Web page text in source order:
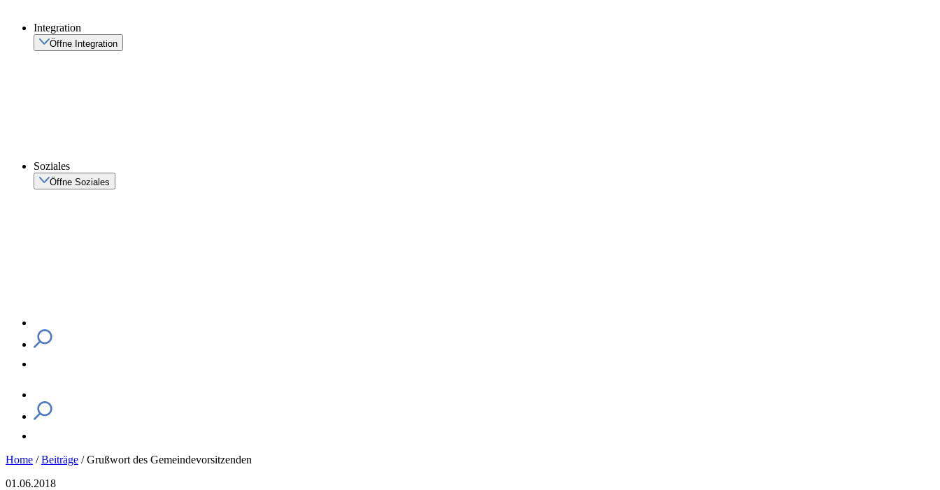
Integration
Öffne Integration
Soziales
Öffne Soziales
Home /Beiträge /Grußwort des Gemeindevorsitzenden
01.06.2018